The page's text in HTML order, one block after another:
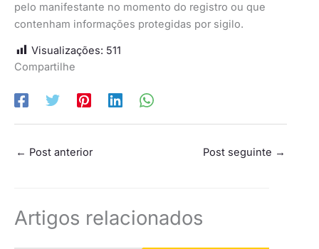
pelo manifestante no momento do registro ou que
contenham informações protegidas por sigilo.
Visualizações: 511
Compartilhe
← Post anterior Post seguinte →
Artigos relacionados